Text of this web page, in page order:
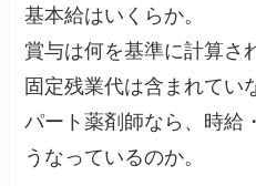
基本給はいくらか。
賞与は何を基準に計算さ
固定残業代は含まれてい
パート薬剤師なら、時給
うなっているのか。